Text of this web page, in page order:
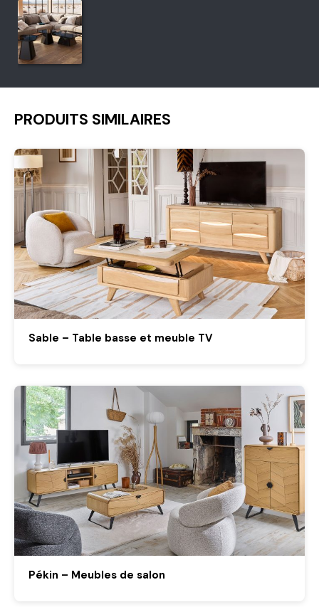
PRODUITS SIMILAIRES
Sable – Table basse et meuble TV
Pékin – Meubles de salon